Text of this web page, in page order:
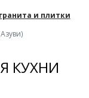
и плитки
КУХНИ